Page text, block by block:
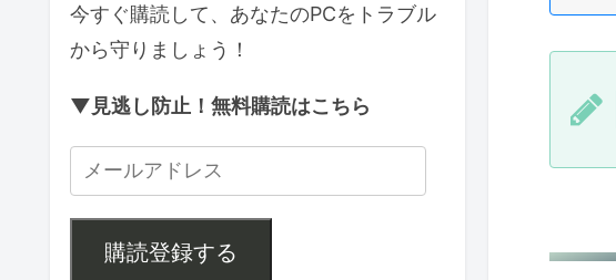
今すぐ購読して、あなたのPCをトラブル
から守りましょう！
▼見逃し防止！無料購読はこちら
購読登録する